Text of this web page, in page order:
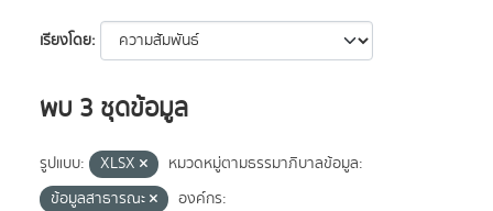
เรียงโดย
พบ 3 ชุดข้อมูล
รูปแบบ: XLSX
หมวดหมู่ตามธรรมาภิบาลข้อมูล:
ข้อมูลสาธารณะ
องค์กร: